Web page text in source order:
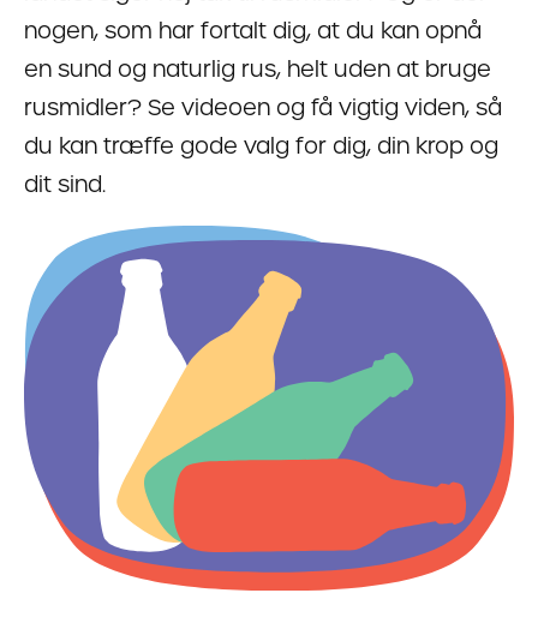
nogen, som har fortalt dig, at du kan opnå
en sund og naturlig rus, helt uden at bruge
rusmidler? Se videoen og få vigtig viden, så
du kan træffe gode valg for dig, din krop og
dit sind.